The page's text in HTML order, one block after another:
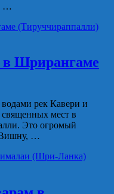
…
Шрирангаме
рек Кавери и
мест в
Это огромый
Вишну, …